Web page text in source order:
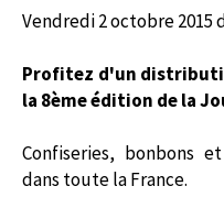
Vendredi 2 octobre 2015
Profitez d'un
la 8ème édition de la
Confiseries, bonbons
dans toute la France.